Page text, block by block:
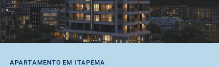
APARTAMENTO EM ITAPEMA